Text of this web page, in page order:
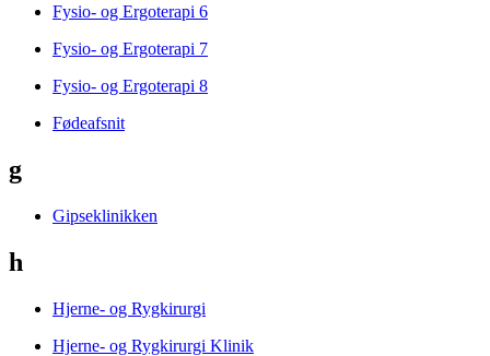
Fysio- og Ergoterapi 6
Fysio- og Ergoterapi 7
Fysio- og Ergoterapi 8
Fødeafsnit
g
Gipseklinikken
h
Hjerne- og Rygkirurgi
Hjerne- og Rygkirurgi Klinik